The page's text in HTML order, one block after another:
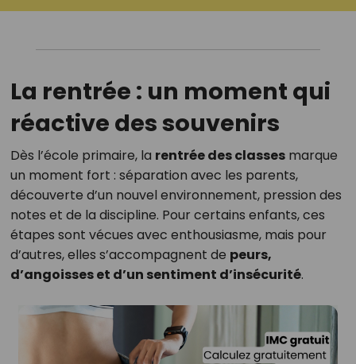
La rentrée : un moment qui
réactive des souvenirs
Dès l’école primaire, la rentrée des classesmarque
un moment fort : séparation avec les parents,
découverte d’un nouvel environnement, pression des
notes et de la discipline. Pour certains enfants, ces
étapes sont vécues avec enthousiasme, mais pour
d’autres, elles s’accompagnent de peurs,
d’angoisses et d’un sentiment d’insécurité.